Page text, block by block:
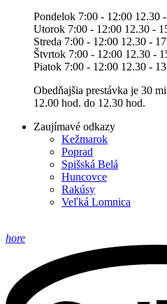
Pondelok 7:00 - 12:00 12.30
Utorok 7:00 - 12:00 12.30 -
Streda 7:00 - 12:00 12.30 -
Štvrtok 7:00 - 12:00 12.30 -
Piatok 7:00 - 12:00 12.30 -
Obedňajšia prestávka je 30
12.00 hod. do 12.30 hod.
Zaujímavé odkazy
Kežmarok
Poprad
Spišská Belá
Huncovce
Rakúsy
Veľká Lomnica
hore